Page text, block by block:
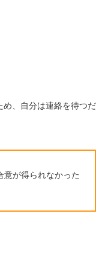
め、自分は連絡を待つだ
意が得られなかった